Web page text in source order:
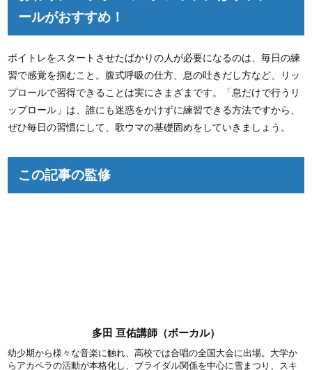
ールがおすすめ！
ボイトレをスタートさせたばかりの人が必要になるのは、毎日の練
習で感覚を掴むこと。腹式呼吸の仕方、息の吐きだし方など、リッ
プロールで習得できることは実にさまざまです。「息だけで行うリ
ップロール」は、誰にも迷惑をかけずに練習できる方法ですから、
ぜひ毎日の習慣にして、歌ウマの基礎固めをしていきましょう。
この記事の監修
多田 亘佑講師（ボーカル）
幼少期から様々な音楽に触れ、高校では合唱の全国大会に出場。大学か
らアカペラの活動が本格化し、ブライダル関係を中心に雪まつり、スキ